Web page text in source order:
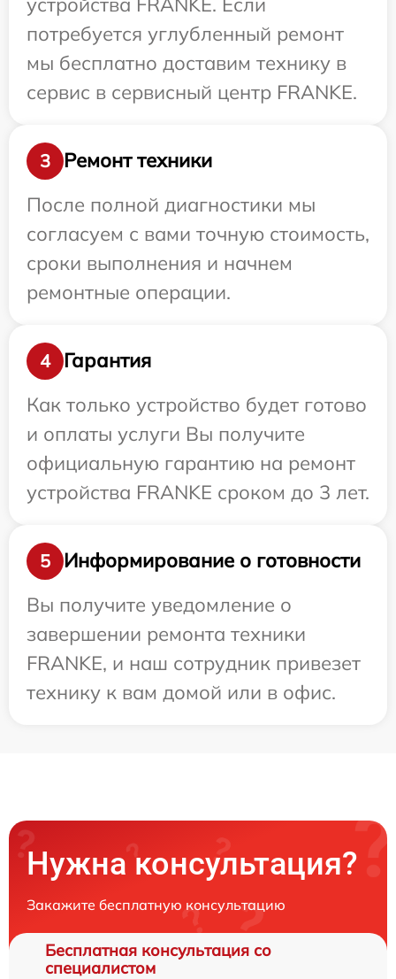
потребуется углубленный ремонт
мы бесплатно доставим технику в
сервис в сервисный центр FRANKE.
3
Ремонт техники
После полной диагностики мы
согласуем с вами точную стоимость,
сроки выполнения и начнем
ремонтные операции.
4
Гарантия
Как только устройство будет готово
и оплаты услуги Вы получите
официальную гарантию на ремонт
устройства FRANKE сроком до 3 лет.
5
Информирование о готовности
Вы получите уведомление о
завершении ремонта техники
FRANKE, и наш сотрудник привезет
технику к вам домой или в офис.
Нужна консультация?
Закажите бесплатную консультацию
Бесплатная консультация со
специалистом